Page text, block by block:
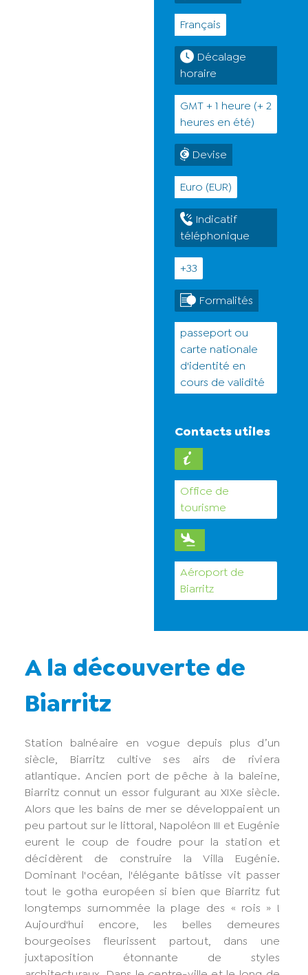
Français
Décalage
horaire
GMT + 1 heure (+ 2
heures en été)
Devise
Euro (EUR)
Indicatif
téléphonique
+33
Formalités
passeport ou
carte nationale
d'identité en
cours de validité
Contacts utiles
Office de
tourisme
Aéroport de
Biarritz
A la découverte de
Biarritz
Station balnéaire en vogue depuis plus d’un
siècle, Biarritz cultive ses airs de riviera
atlantique. Ancien port de pêche à la baleine,
Biarritz connut un essor fulgurant au XIXe siècle.
Alors que les bains de mer se développaient un
peu partout sur le littoral, Napoléon III et Eugénie
eurent le coup de foudre pour la station et
décidèrent de construire la Villa Eugénie.
Dominant l'océan, l'élégante bâtisse vit passer
tout le gotha européen si bien que Biarritz fut
longtemps surnommée la plage des « rois » !
Aujourd'hui encore, les belles demeures
bourgeoises fleurissent partout, dans une
juxtaposition étonnante de styles